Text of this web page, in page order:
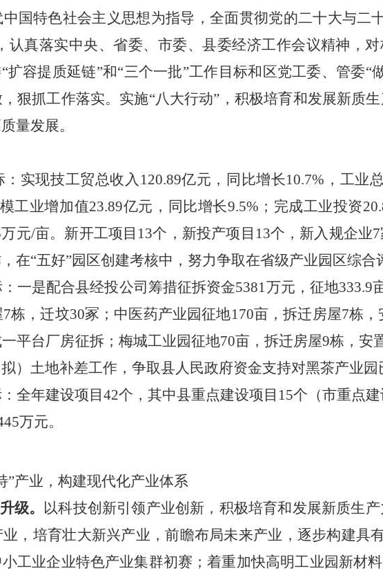
国特色社会主义思想为指导，全面贯彻党的二十大与二
认真落实中央、省委、市委、县委经济工作会议精神，对
“扩容提质延链”和“三个一批”工作目标和区党工委、管委
狠抓工作落实。实施“八大行动” ，积极培育和发展新质
量发展。
： 实现技工贸总收入 120.89亿元，同比增长10.7%，工业
工业增加值23.89亿元，同比增长9.5%；完成工业投资
元/亩。新开工项目13个，新投产项目13个，新入规企业7
在“五好”园区创建考核中，努力争取在省级产业园区综
一是配合县经投公司筹措征拆资金5381万元，征地333.9
栋，迁坟30冢；中医药产业园征地170亩，拆迁房屋7栋
平台厂房征拆；梅城工业园征地70亩，拆迁房屋9栋，
）土地补差工作，争取县人民政府资金支持对黑茶产业园
全年建设项目42个，其中县重点建设项目15个（市重点
万元。
”产业，构建现代化产业体系
级。
以科技创新引领产业创新，积极培育和发展新质生
，培育壮大新兴产业，前瞻布局未来产业，逐步构建具
工业企业特色产业集群初赛；着重加快高明工业园新材